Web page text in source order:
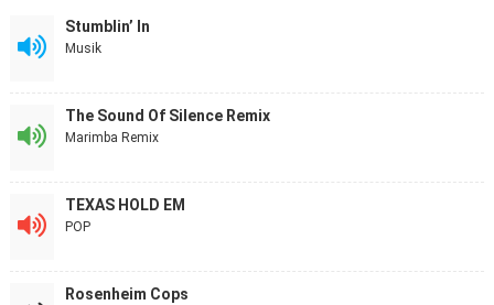
Stumblin’ In
Musik
The Sound Of Silence Remix
Marimba Remix
TEXAS HOLD EM
POP
Rosenheim Cops